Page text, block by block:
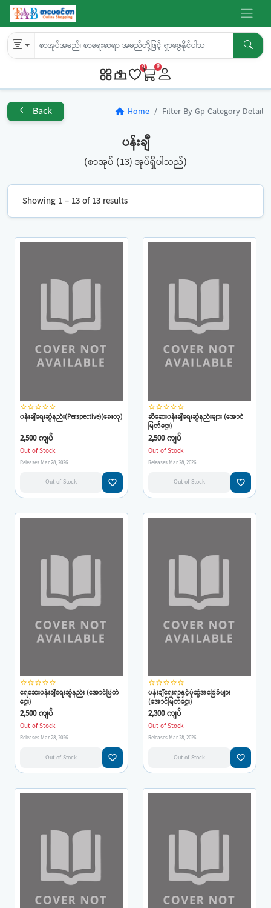
0 0
Back home Home Filter By Gp Category Detail
ပန်းချီ
(စာအုပ် (13) အုပ်ရှိပါသည်)
Showing 1 – 13 of 13 results
star_borderstar_borderstar_borderstar_borderstar_border
ပန်းချီရေးဆွဲနည်း(Perspective)(ခေးလု)
2,500 ကျပ်
Out of Stock
Releases Mar 28, 2026
Out of Stock favorite_border
star_borderstar_borderstar_borderstar_borderstar_border
ဆီဆေးပန်းချီရေးဆွဲနည်းများ (အောင်
မြတ်ဌေး)
2,500 ကျပ်
Out of Stock
Releases Mar 28, 2026
Out of Stock favorite_border
star_borderstar_borderstar_borderstar_borderstar_border
ရေဆေးပန်းချီရေးဆွဲနည်း (အောင်မြတ်
ဌေး)
2,500 ကျပ်
Out of Stock
Releases Mar 28, 2026
Out of Stock favorite_border
star_borderstar_borderstar_borderstar_borderstar_border
ပန်းချီရေးရာနှင့်ပုံဆွဲအခြေခံများ
(အောင်မြတ်ဌေး)
2,300 ကျပ်
Out of Stock
Releases Mar 28, 2026
Out of Stock favorite_border